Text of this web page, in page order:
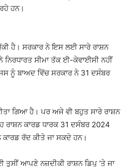
ਹਨ।
ਹੈ। ਸਰਕਾਰ ਨੇ ਇਸ ਲਈ ਸਾਰੇ ਰਾਸ਼ਨ
ਨਿਰਧਾਰਤ ਸੀਮਾ ਤੱਕ ਈ-ਕੇਵਾਈਸੀ ਨਹੀਂ
ਨੂੰ ਬਾਅਦ ਵਿੱਚ ਸਰਕਾਰ ਨੇ 31 ਦਸੰਬਰ
ਗਿਆ ਹੈ। ਪਰ ਅਜੇ ਵੀ ਬਹੁਤ ਸਾਰੇ ਰਾਸ਼ਨ
ਰਾਸ਼ਨ ਕਾਰਡ ਧਾਰਕ 31 ਦਸੰਬਰ 2024
ਰੱਦ ਕੀਤੇ ਜਾ ਸਕਦੇ ਹਨ।
ਆਪਣੇ ਨਜ਼ਦੀਕੀ ਰਾਸ਼ਨ ਡਿਪੂ ‘ਤੇ ਜਾ